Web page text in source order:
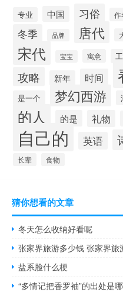
专业 中国 习俗 作
冬季 品牌 唐代
宋代 宝宝 寓意
攻略 新年 时间
是一个 梦幻西游
的人 的是 礼物
自己的 英语
长辈 食物
猜你想看的文章
冬天怎么收纳好看呢
张家界旅游多少钱 张家界旅
盐系脸什么梗
“多情记把香罗袖”的出处是